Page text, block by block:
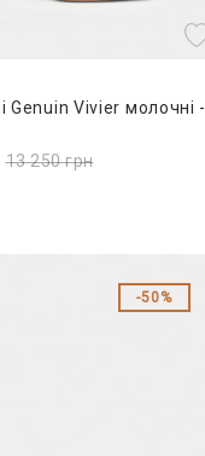
Genuin Vivier молочні -
13 250грн
50%